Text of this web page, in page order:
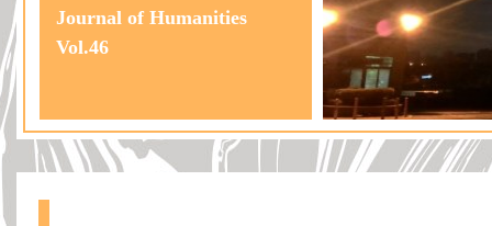
Journal of Humanities
Vol.46